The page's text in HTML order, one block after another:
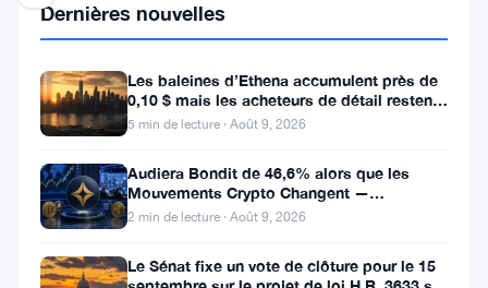
Dans
développement
dans
Dernières nouvelles
Les baleines d’Ethena accumulent près de
0,10 $ mais les acheteurs de détail restent
à l’écart
5 min de lecture · Août 9, 2026
Audiera Bondit de 46,6% alors que les
Mouvements Crypto Changent —
Mouvements Quotidiens 9 Août
2 min de lecture · Août 9, 2026
Le Sénat fixe un vote de clôture pour le 15